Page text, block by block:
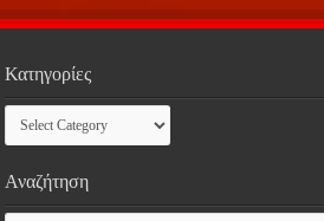
Κατηγορίες
Κατηγορίες
Αναζήτηση